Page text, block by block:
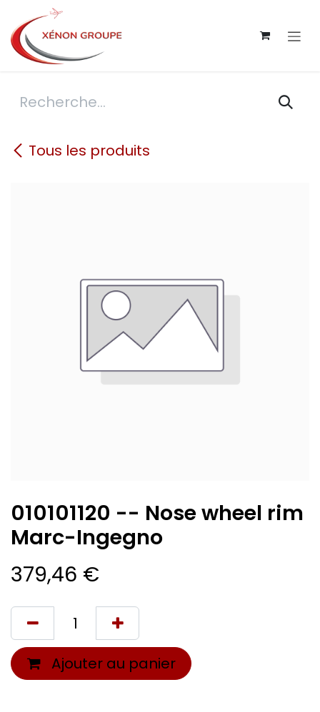
Se rendre au contenu
Tous les produits
010101120 -- Nose wheel rim
Marc-Ingegno
379,46 €
Ajouter au panier